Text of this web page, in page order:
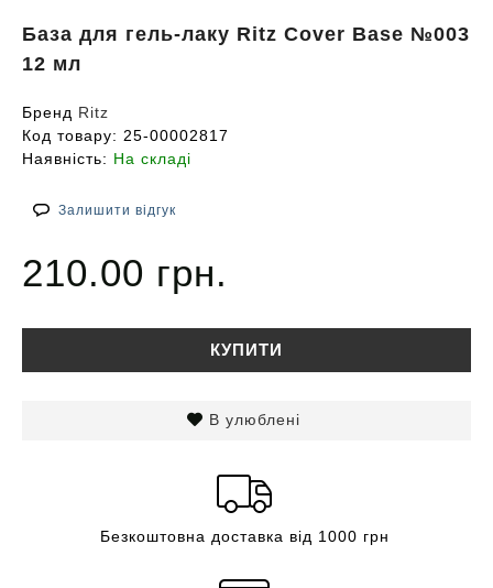
База для гель-лаку Ritz Cover Base №003
12 мл
Бренд Ritz
Код товару: 25-00002817
Наявність: На складі
Залишити відгук
210.00 грн.
КУПИТИ
В улюблені
Безкоштовна доставка від 1000 грн